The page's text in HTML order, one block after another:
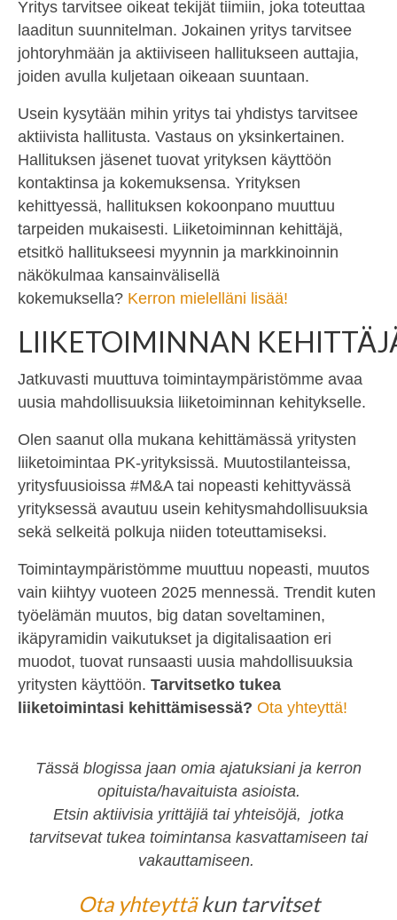
Yritys tarvitsee oikeat tekijät tiimiin, joka toteuttaa
laaditun suunnitelman. Jokainen yritys tarvitsee
johtoryhmään ja aktiiviseen hallitukseen auttajia,
joiden avulla kuljetaan oikeaan suuntaan.
Usein kysytään mihin yritys tai yhdistys tarvitsee
aktiivista hallitusta. Vastaus on yksinkertainen.
Hallituksen jäsenet tuovat yrityksen käyttöön
kontaktinsa ja kokemuksensa. Yrityksen
kehittyessä, hallituksen kokoonpano muuttuu
tarpeiden mukaisesti. Liiketoiminnan kehittäjä,
etsitkö hallitukseesi myynnin ja markkinoinnin
näkökulmaa kansainvälisellä
kokemuksella? Kerron mielelläni lisää!
LIIKETOIMINNAN
Jatkuvasti muuttuva toimintaympäristömme avaa
uusia mahdollisuuksia liiketoiminnan kehitykselle.
Olen saanut olla mukana kehittämässä yritysten
liiketoimintaa PK-yrityksissä. Muutostilanteissa,
yritysfuusioissa #M&A tai nopeasti kehittyvässä
yrityksessä avautuu usein kehitysmahdollisuuksia
sekä selkeitä polkuja niiden toteuttamiseksi.
Toimintaympäristömme muuttuu nopeasti, muutos
vain kiihtyy vuoteen 2025 mennessä. Trendit kuten
työelämän muutos, big datan soveltaminen,
ikäpyramidin vaikutukset ja digitalisaation eri
muodot, tuovat runsaasti uusia mahdollisuuksia
yritysten käyttöön. Tarvitsetko tukea
liiketoimintasi kehittämisessä? Ota yhteyttä!
Tässä blogissa jaan omia ajatuksiani ja kerron
opituista/havaituista asioista.
Etsin aktiivisia yrittäjiä tai yhteisöjä, jotka
tarvitsevat tukea toimintansa kasvattamiseen tai
vakauttamiseen.
Ota yhteyttäkun tarvitset